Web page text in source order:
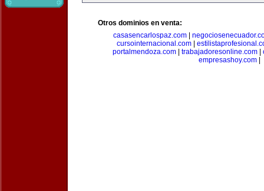
Otros dominios en venta:
casasencarlospaz.com|
cursointernacional.com|
portalmendoza.com| trabajadoresonline.com|
empresashoy.com|